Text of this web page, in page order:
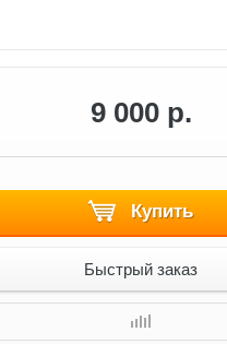
9 000 р.
Купить
Быстрый заказ